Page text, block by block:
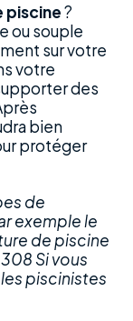
piscine?
ou souple
sur votre
votre
des
bien
protéger
de
exemple le
de piscine
Si vous
piscinistes